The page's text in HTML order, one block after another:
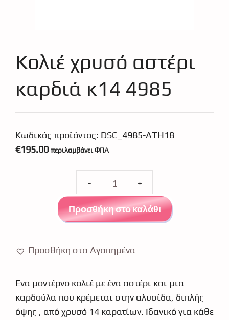
Κολιέ χρυσό αστέρι
καρδιά κ14 4985
Κωδικός προϊόντος: DSC_4985-ATH18
€195.00 περιλαμβάνει ΦΠΑ
χρυσό
αστέρι
Προσθήκη στο καλάθι
Προσθήκη στα Αγαπημένα
Ένα μοντέρνο κολιέ με ένα αστέρι και μια
καρδούλα που κρέμεται στην αλυσίδα, διπλής
όψης , από χρυσό 14 καρατίων. Ιδανικό για κάθε